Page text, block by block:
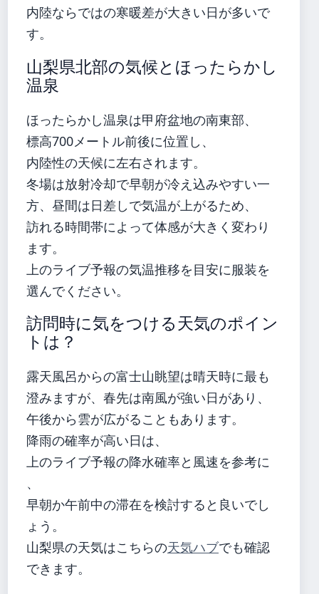
内陸ならではの寒暖差が大きい日が多いで
す。
山梨県北部の気候とほったらかし
温泉
ほったらかし温泉は甲府盆地の南東部、
標高700メートル前後に位置し、
内陸性の天候に左右されます。
冬場は放射冷却で早朝が冷え込みやすい一
方、昼間は日差しで気温が上がるため、
訪れる時間帯によって体感が大きく変わり
ます。
上のライブ予報の気温推移を目安に服装を
選んでください。
訪問時に気をつける天気のポイン
トは？
露天風呂からの富士山眺望は晴天時に最も
澄みますが、春先は南風が強い日があり、
午後から雲が広がることもあります。
降雨の確率が高い日は、
上のライブ予報の降水確率と風速を参考に
、
早朝か午前中の滞在を検討すると良いでし
ょう。
山梨県の天気はこちらの天気ハブでも確認
できます。